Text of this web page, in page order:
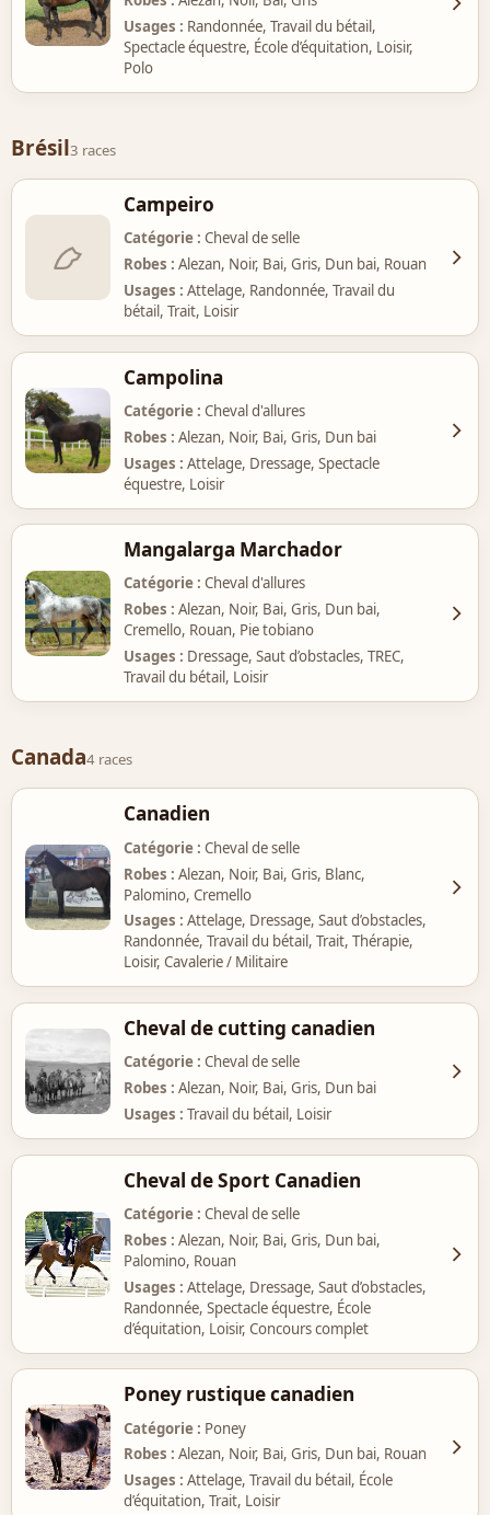
Usages
Randonnée, Travail du bétail,
Spectacle équestre, École d’équitation, Loisir,
Polo
Brésil3 races
Campeiro
Catégorie Cheval de selle
Robes
Alezan, Noir, Bai, Gris, Dun bai, Rouan
Usages
Attelage, Randonnée, Travail du
bétail, Trait, Loisir
Campolina
Catégorie Cheval d'allures
Robes
Alezan, Noir, Bai, Gris, Dun bai
Usages
Attelage, Dressage, Spectacle
équestre, Loisir
Mangalarga Marchador
Catégorie Cheval d'allures
Robes
Alezan, Noir, Bai, Gris, Dun bai,
Cremello, Rouan, Pie tobiano
Usages
Dressage, Saut d’obstacles, TREC,
Travail du bétail, Loisir
Canada4 races
Canadien
Catégorie Cheval de selle
Robes
Alezan, Noir, Bai, Gris, Blanc,
Palomino, Cremello
Usages
Attelage, Dressage, Saut d’obstacles,
Randonnée, Travail du bétail, Trait, Thérapie,
Loisir, Cavalerie / Militaire
Cheval de cutting canadien
Catégorie Cheval de selle
Robes
Alezan, Noir, Bai, Gris, Dun bai
Usages
Travail du bétail, Loisir
Cheval de Sport Canadien
Catégorie Cheval de selle
Robes
Alezan, Noir, Bai, Gris, Dun bai,
Palomino, Rouan
Usages
Attelage, Dressage, Saut d’obstacles,
Randonnée, Spectacle équestre, École
d’équitation, Loisir, Concours complet
Poney rustique canadien
Catégorie
Poney
Robes
Alezan, Noir, Bai, Gris, Dun bai, Rouan
Usages
Attelage, Travail du bétail, École
d’équitation, Trait, Loisir